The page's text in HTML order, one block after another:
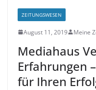
ZEITUNGSWESEN
August 11, 2019 Meine
Mediahaus
Erfahrungen
für Ihren